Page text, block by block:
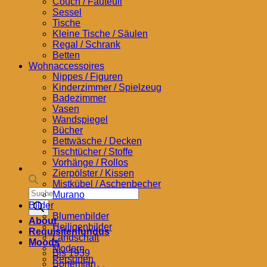
Products
search
About
Requisitenfundus
Moods
Bis 1939
Bohemian
Sessel
Tische
Kleine Tische / Säulen
Regal / Schrank
Betten
Wohnaccessoires
Nippes / Figuren
Kinderzimmer / Spielzeug
Badezimmer
Vasen
Wandspiegel
Bücher
Bettwäsche / Decken
Tischtücher / Stoffe
Vorhänge / Rollos
Zierpölster / Kissen
Mistkübel / Aschenbecher
Murano
Bilder
Blumenbilder
Heiligenbilder
Landschaft
Modern
Personen